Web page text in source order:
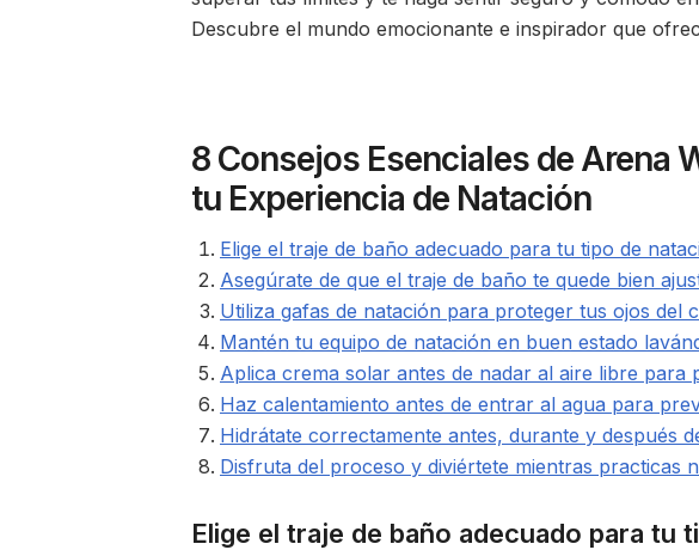
Descubre el mundo emocionante e inspirador que
8 Consejos Esenciales de Arena
tu Experiencia de Natación
Elige el traje de baño adecuado para tu tipo de
Asegúrate de que el traje de baño te quede bien
Utiliza gafas de natación para proteger tus ojos del
Mantén tu equipo de natación en buen estado
Aplica crema solar antes de nadar al aire libre para
Haz calentamiento antes de entrar al agua para
Hidrátate correctamente antes, durante y después
Disfruta del proceso y diviértete mientras practicas
Elige el traje de baño adecuado para tu